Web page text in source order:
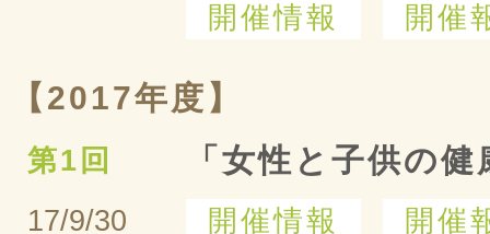
開催情報 開催
【2017年度】
第1回
17/9/30
「女性と子供の健
開催情報 開催